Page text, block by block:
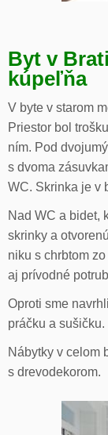
Byt v
kúpeľňa
V byte v starom
Priestor bol
ním. Pod
s dvoma
WC. Skrinka je v
Nad WC a bidet,
skrinky a
niku s chrbtom
aj prívodné
Oproti sme
práčku a sušičku.
Nábytky v celom
s drevodekorom.